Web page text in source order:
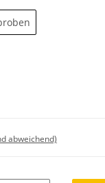
abweichend)